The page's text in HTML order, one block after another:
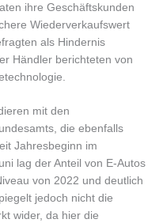
ihre Geschäftskunden
Wiederverkaufswert
als Hindernis
Händler berichteten von
mit den
die ebenfalls
Jahresbeginn im
lag der Anteil von E-Autos
von 2022 und deutlich
jedoch nicht die
wider, da hier die